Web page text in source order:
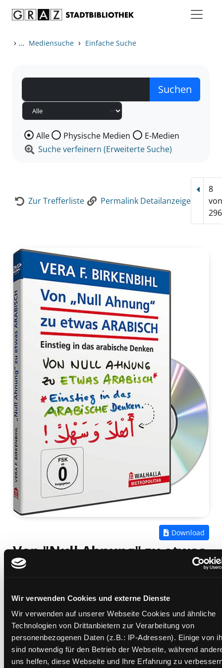
Wir verwenden Cookies und externe Dienste
Wir verwenden auf unserer Webseite Cookies und ähnliche
Technologien von Drittanbietern zur Verarbeitung von
personenbezogenen Daten (z.B.: IP-Adressen). Einige von
sind notwendig für den Betrieb der Webseite, während
uns helfen, diese Webseite und Ihre Erfahrung zu
› ... Mediensuche › Einfache Suche
Wählen Sie die Medienart nach der Sie suchen wollen.
Alle Physische Medien
E-Medien
Suche verfeinern (Erweiterte Suche)
Zur Trefferliste Permalink Detailanzeige
8
von
296
Von "Null Ahnung" zu etwas
Arabisch
Mediengruppe:eVideo
Verfasser:Suche nach diesem Verfasser
Birkenbihl, Vera F.
Beschreibung ein-/ausblenden
Mehr Informationen ein-/ausblenden
Download